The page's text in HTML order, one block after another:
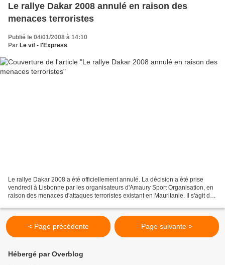
Le rallye Dakar 2008 annulé en raison des
menaces terroristes
Publié le 04/01/2008 à 14:10
Par Le vif - l'Express
Le rallye Dakar 2008 a été officiellement annulé. La décision a été prise
vendredi à Lisbonne par les organisateurs d'Amaury Sport Organisation, en
raison des menaces d'attaques terroristes existant en Mauritanie. Il s'agit de
< Page précédente Page suivante >
Hébergé par Overblog